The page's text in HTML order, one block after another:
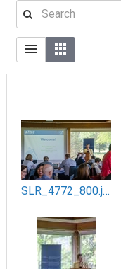
SLR_4772_800.jpg